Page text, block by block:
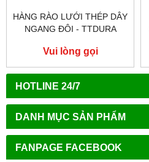
HOTLINE 24/7
DANH MỤC SẢN PHẨM
FANPAGE FACEBOOK
HÀNG RÀO LƯỚI THÉP DÂY
NGANG ĐÔI - TTDURA
Vui lòng gọi